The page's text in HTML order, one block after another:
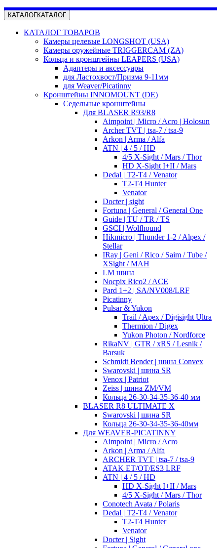
КАТАЛОГКАТАЛОГ
КАТАЛОГ ТОВАРОВ
Камеры целевые LONGSHOT (USA)
Камеры оружейные TRIGGERCAM (ZA)
Кольца и кронштейны LEAPERS (USA)
Адаптеры и аксессуары
для Ластохвост/Призма 9-11мм
для Weaver/Picatinny
Кронштейны INNOMOUNT (DE)
Седельные кронштейны
Для BLASER R93/R8
Aimpoint | Micro / Acro | Holosun
Archer TVT | tsa-7 / tsa-9
Arkon | Arma / Alfa
ATN | 4 / 5 / HD
4/5 X-Sight / Mars / Thor
HD X-Sight I+II / Mars
Dedal | T2-T4 / Venator
T2-T4 Hunter
Venator
Docter | sight
Fortuna | General / General One
Guide | TU / TR / TS
GSCI | Wolfhound
Hikmicro | Thunder 1-2 / Alpex /
Stellar
IRay | Geni / Rico / Saim / Tube /
XSight / MAH
LM шина
Nocpix Rico2 / ACE
Pard 1+2 | SA/NV008/LRF
Picatinny
Pulsar & Yukon
Trail / Apex / Digisight Ultra
Thermion / Digex
Yukon Photon / Nordforce
RikaNV | GTR / xRS / Lesnik /
Barsuk
Schmidt Bender | шина Convex
Swarovski | шина SR
Venox | Patriot
Zeiss | шина ZM/VM
Кольца 26-30-34-35-36-40 мм
BLASER R8 ULTIMATE X
Swarovski | шина SR
Кольца 26-30-34-35-36-40мм
Для WEAVER-PICATINNY
Aimpoint | Micro / Acro
Arkon | Arma / Alfa
ARCHER TVT | tsa-7 / tsa-9
ATAK ET/OT/ES3 LRF
ATN | 4 / 5 / HD
HD X-Sight I+II / Mars
4/5 X-Sight / Mars / Thor
Conotech Avata / Polaris
Dedal | T2-T4 / Venator
T2-T4 Hunter
Venator
Docter | Sight